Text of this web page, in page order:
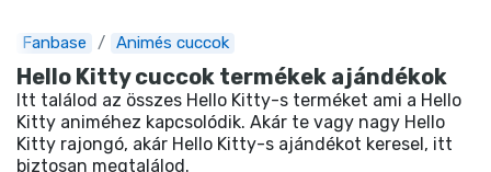
Fanbase Animés cuccok
Hello Kitty cuccok termékek ajándékok
Itt találod az összes Hello Kitty-s terméket ami a Hello
Kitty animéhez kapcsolódik. Akár te vagy nagy Hello
Kitty rajongó, akár Hello Kitty-s ajándékot keresel, itt
biztosan megtalálod.
Express szállítás
Előrendelhető cuccok
Outlet cuccok